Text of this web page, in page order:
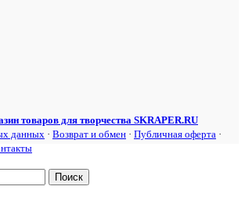
товаров для творчества SKRAPER.RU
данных · Возврат и обмен · Публичная оферта ·
Поиск